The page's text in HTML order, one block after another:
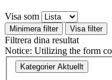
Visa som
Minimera filter Visa filter
Filtrera dina resultat
Notice: Utilizing the form
Kategorier Aktuellt